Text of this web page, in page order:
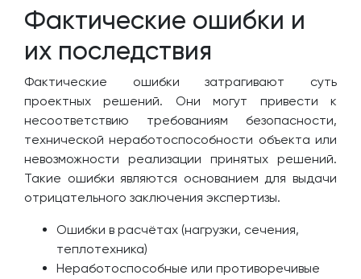
Фактические ошибки и
их последствия
Фактические ошибки затрагивают суть
проектных решений. Они могут привести к
несоответствию требованиям безопасности,
технической неработоспособности объекта или
невозможности реализации принятых решений.
Такие ошибки являются основанием для выдачи
отрицательного заключения экспертизы.
Ошибки в расчётах (нагрузки, сечения,
теплотехника)
Неработоспособные или противоречивые